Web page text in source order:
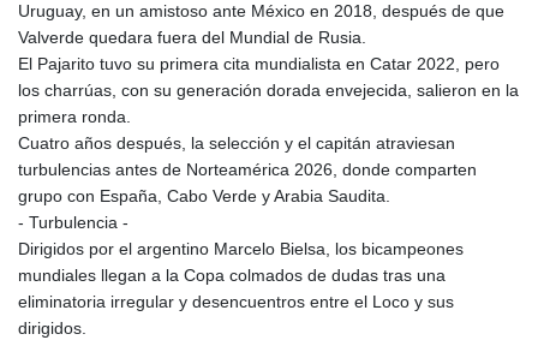
Uruguay, en un amistoso ante México en 2018, después de que
Valverde quedara fuera del Mundial de Rusia.
El Pajarito tuvo su primera cita mundialista en Catar 2022, pero
los charrúas, con su generación dorada envejecida, salieron en la
primera ronda.
Cuatro años después, la selección y el capitán atraviesan
turbulencias antes de Norteamérica 2026, donde comparten
grupo con España, Cabo Verde y Arabia Saudita.
- Turbulencia -
Dirigidos por el argentino Marcelo Bielsa, los bicampeones
mundiales llegan a la Copa colmados de dudas tras una
eliminatoria irregular y desencuentros entre el Loco y sus
dirigidos.